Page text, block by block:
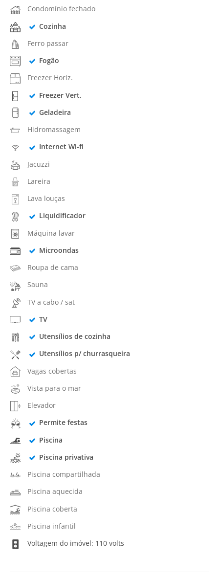
Condomínio fechado
Cozinha
Ferro passar
Fogão
Freezer Horiz.
Freezer Vert.
Geladeira
Hidromassagem
Internet Wi-fi
Jacuzzi
Lareira
Lava louças
Liquidificador
Máquina lavar
Microondas
Roupa de cama
Sauna
TV a cabo / sat
TV
Utensílios de cozinha
Utensílios p/ churrasqueira
Vagas cobertas
Vista para o mar
Elevador
Permite festas
Piscina
Piscina privativa
Piscina compartilhada
Piscina aquecida
Piscina coberta
Piscina infantil
Voltagem do imóvel: 110 volts